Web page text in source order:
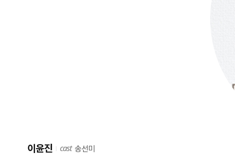
이윤진 cast 송선미